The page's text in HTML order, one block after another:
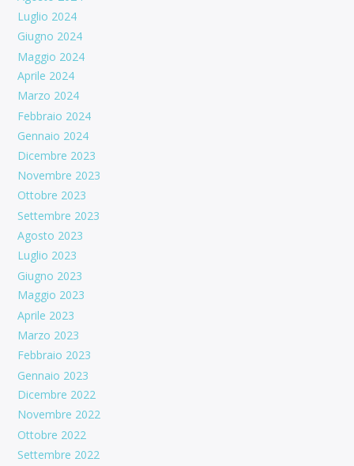
Luglio 2024
Giugno 2024
Maggio 2024
Aprile 2024
Marzo 2024
Febbraio 2024
Gennaio 2024
Dicembre 2023
Novembre 2023
Ottobre 2023
Settembre 2023
Agosto 2023
Luglio 2023
Giugno 2023
Maggio 2023
Aprile 2023
Marzo 2023
Febbraio 2023
Gennaio 2023
Dicembre 2022
Novembre 2022
Ottobre 2022
Settembre 2022